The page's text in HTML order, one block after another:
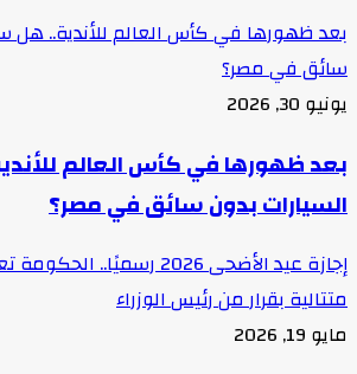
بعد ظهورها في كأس العالم للأندية.. هل
سائق في مصر؟
يونيو 30, 2026
بعد ظهورها في كأس العالم
السيارات بدون سائق في مصر؟
متتالية بقرار من رئيس الوزراء
مايو 19, 2026